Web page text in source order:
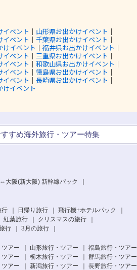
イベント ｜ 山形県お出かけイベント ｜
イベント ｜ 千葉県お出かけイベント ｜
けイベント ｜ 福井県お出かけイベント ｜
イベント ｜ 三重県お出かけイベント ｜
イベント ｜ 和歌山県お出かけイベント ｜
イベント ｜ 徳島県お出かけイベント ｜
イベント ｜ 長崎県お出かけイベント ｜
けイベント
すめ海外旅行・ツアー特集
大阪(新大阪) 新幹線パック
行 日帰り旅行
飛行機+ホテルパック
紅葉旅行
クリスマスの旅行
行
3月の旅行
アー 山形旅行・ツアー
福島旅行・ツアー
アー
栃木旅行・ツアー
群馬旅行・ツアー
アー
新潟旅行・ツアー
長野旅行・ツアー